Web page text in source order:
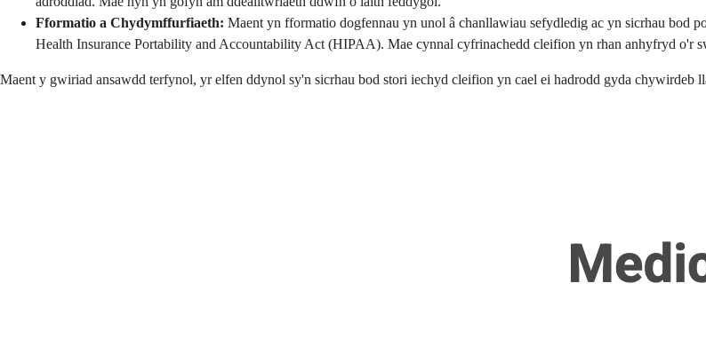
Fformatio a Chydymffurfiaeth: Maent yn fformatio dogfennau yn unol â chanllawiau sefydledig ac yn sicrhau
Health Insurance Portability and Accountability Act (HIPAA). Mae cynnal cyfrinachedd cleifion yn rhan anhyfryd o'r
Maent y gwiriad ansawdd terfynol, yr elfen ddynol sy'n sicrhau bod stori iechyd cleifion yn cael ei hadrodd gyda chywirdeb